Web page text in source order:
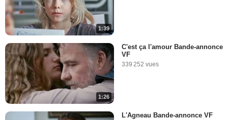
1:39
1:26
C'est ça l'amour Bande-annonce
VF
339 252 vues
L'Agneau Bande-annonce VF